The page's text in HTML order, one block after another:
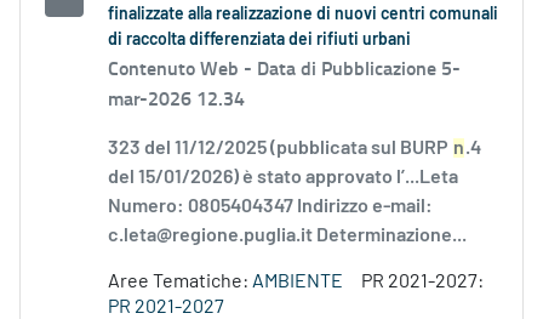
finalizzate alla realizzazione di nuovi centri comunali
di raccolta differenziata dei rifiuti urbani
Contenuto Web - Data di Pubblicazione 5-
mar-2026 12.34
323 del 11/12/2025 (pubblicata sul BURP n.4
del 15/01/2026) è stato approvato l’...Leta
Numero: 0805404347 Indirizzo e-mail:
c.leta@regione.puglia.it Determinazione...
Aree Tematiche: AMBIENTE
PR 2021-2027:
PR 2021-2027